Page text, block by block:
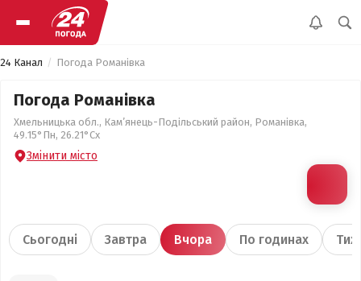
24 Канал Погода Романівка
Погода Романівка
Хмельницька обл., Кам’янець-Подільський район, Романівка,
49.15°Пн, 26.21°Сх
Змінити місто
Сьогодні Завтра Вчора По годинах